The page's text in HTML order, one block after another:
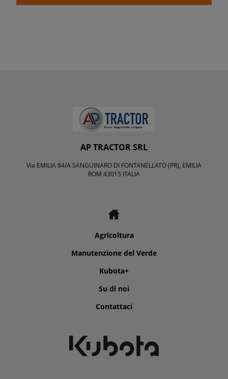
AP TRACTOR SRL
Via EMILIA 84/A SANGUINARO DI FONTANELLATO (PR), EMILIA
ROM 43015 ITALIA
Agricoltura
Manutenzione del Verde
Kubota+
Su di noi
Contattaci